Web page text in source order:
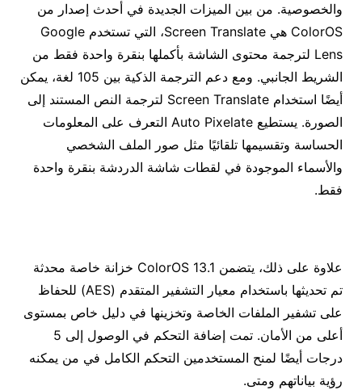
والخصوصية. من بين الميزات الجديدة في أحدث إصدار من
ColorOS هي Screen Translate، التي تستخدم Google
Lens لترجمة محتوى الشاشة بأكملها بنقرة واحدة فقط من
الشريط الجانبي. ومع دعم الترجمة الذكية بين 105 لغة، يمكن
أيضًا استخدام Screen Translate لترجمة النص المستند إلى
الصورة. يستطيع Auto Pixelate التعرف على المعلومات
الحساسة وتقسيمها تلقائيًا مثل صور الملف الشخصي
والأسماء الموجودة في لقطات شاشة الدردشة بنقرة واحدة
فقط.
علاوة على ذلك، يتضمن ColorOS 13.1 خزانة خاصة محدثة
تم تحديثها باستخدام معيار التشفير المتقدم (AES) للحفاظ
على تشفير الملفات الخاصة وتخزينها في دليل خاص بمستوى
أعلى من الأمان. تمت إضافة التحكم في الوصول إلى 5
درجات أيضًا لمنح المستخدمين التحكم الكامل في من يمكنه
رؤية بياناتهم ومتى.